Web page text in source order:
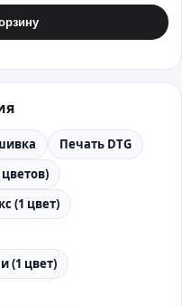
Печать DTG
(1 цвет)
(1 цвет)